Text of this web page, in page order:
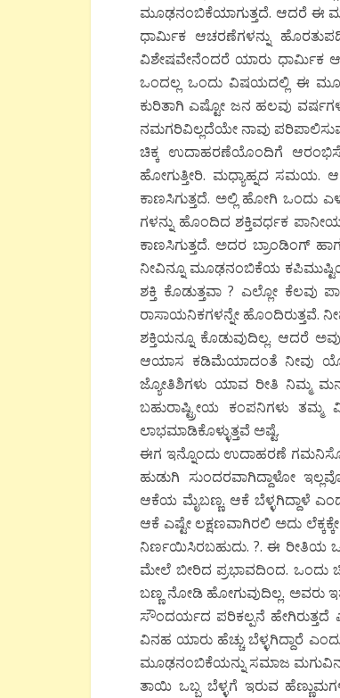
ಮೂಢನಂಬಿಕೆಯಾಗುತ್ತದೆ. ಆದರೆ ಈ
ಧಾರ್ಮಿಕ ಆಚರಣೆಗಳನ್ನು
ವಿಶೇಷವೇನೆಂದರೆ ಯಾರು ಧಾರ್ಮಿಕ
ಒಂದಲ್ಲ ಒಂದು ವಿಷಯದಲ್ಲಿ ಈ
ಕುರಿತಾಗಿ ಎಷ್ಟೋ ಜನ ಹಲವು
ನಮಗರಿವಿಲ್ಲದೆಯೇ ನಾವು
ಚಿಕ್ಕ ಉದಾಹರಣೆಯೊಂದಿಗೆ
ಹೋಗುತ್ತೀರಿ. ಮಧ್ಯಾಹ್ನದ ಸಮಯ.
ಕಾಣಸಿಗುತ್ತದೆ. ಅಲ್ಲಿ ಹೋಗಿ ಒಂದು
ಗಳನ್ನು ಹೊಂದಿದ ಶಕ್ತಿವರ್ಧಕ
ಕಾಣಸಿಗುತ್ತದೆ. ಅದರ ಬ್ರಾಂಡಿಂಗ್
ನೀವಿನ್ನೂ ಮೂಢನಂಬಿಕೆಯ
ಶಕ್ತಿ ಕೊಡುತ್ತವಾ ? ಎಲ್ಲೋ
ರಾಸಾಯನಿಕಗಳನ್ನೇ ಹೊಂದಿರುತ್ತವೆ.
ಶಕ್ತಿಯನ್ನೂ ಕೊಡುವುದಿಲ್ಲ. ಆದರೆ
ಆಯಾಸ ಕಡಿಮೆಯಾದಂತೆ ನೀವು
ಜ್ಯೋತಿಶಿಗಳು ಯಾವ ರೀತಿ ನಿಮ್ಮ
ಬಹುರಾಷ್ಟ್ರೀಯ ಕಂಪನಿಗಳು ತಮ್ಮ
ಲಾಭಮಾಡಿಕೊಳ್ಳುತ್ತವೆ ಅಷ್ಟೆ.
ಈಗ ಇನ್ನೊಂದು ಉದಾಹರಣೆ
ಹುಡುಗಿ ಸುಂದರವಾಗಿದ್ದಾಳೋ
ಆಕೆಯ ಮೈಬಣ್ಣ. ಆಕೆ ಬೆಳ್ಳಗಿದ್ದಾಳೆ
ಆಕೆ ಎಷ್ಟೇ ಲಕ್ಷಣವಾಗಿರಲಿ ಅದು
ನಿರ್ಣಯಿಸಿರಬಹುದು. ?. ಈ ರೀತಿಯ
ಮೇಲೆ ಬೀರಿದ ಪ್ರಭಾವದಿಂದ.
ಬಣ್ಣ ನೋಡಿ ಹೋಗುವುದಿಲ್ಲ. ಅವರು
ಸೌಂದರ್ಯದ ಪರಿಕಲ್ಪನೆ ಹೇಗಿರುತ್ತದೆ
ವಿನಹ ಯಾರು ಹೆಚ್ಚು ಬೆಳ್ಳಗಿದ್ದಾರೆ
ಮೂಢನಂಬಿಕೆಯನ್ನು ಸಮಾಜ ಮಗುವಿನ
ತಾಯಿ ಒಬ್ಬ ಬೆಳ್ಳಗೆ ಇರುವ